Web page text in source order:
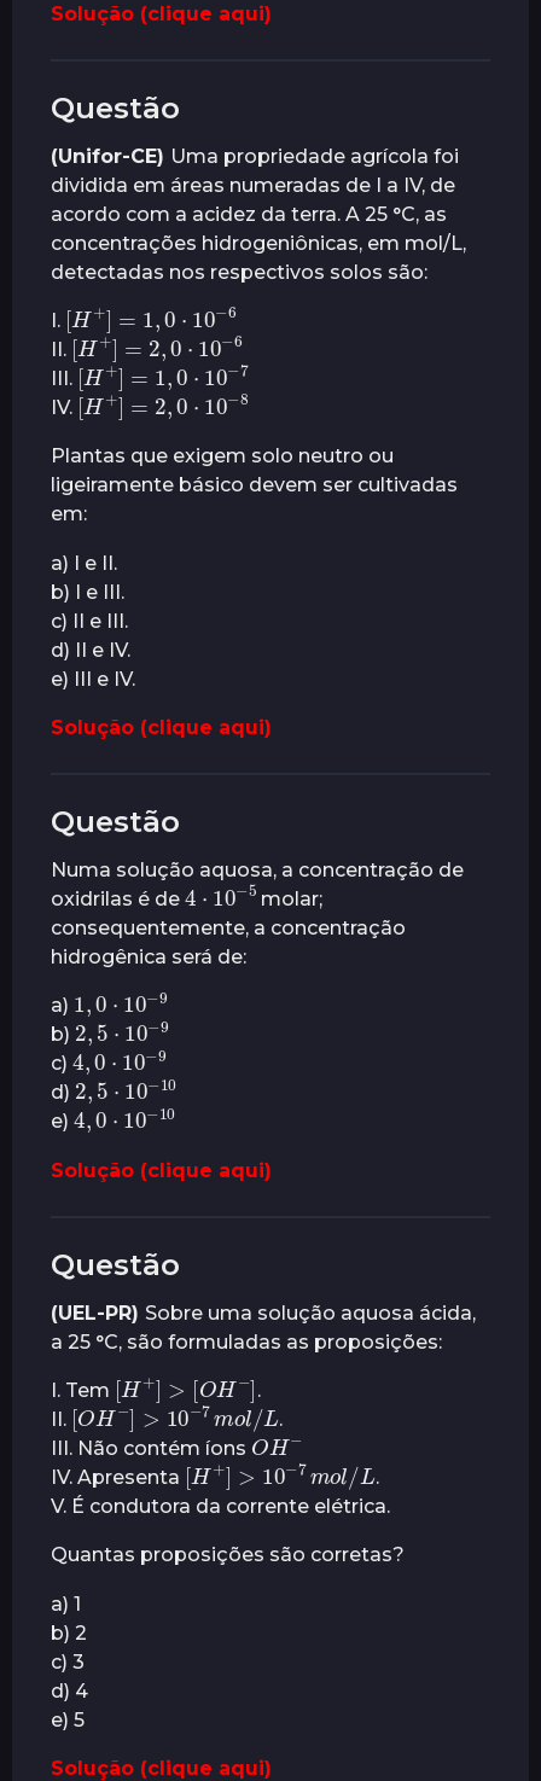
Solução (clique aqui)
Questão
(Unifor-CE) Uma propriedade agrícola foi
dividida em áreas numeradas de I a IV, de
acordo com a acidez da terra. A 25 °C, as
concentrações hidrogeniônicas, em mol/L,
detectadas nos respectivos solos são:
I.
[H+ , 0⋅ 10 −6
II.
[H+ 2, 0⋅ 10−6
III.
[H+ 1,0⋅ 10−7
IV.
[H+ 2,0⋅ 10−8
Plantas que exigem solo neutro ou
ligeiramente básico devem ser cultivadas
em:
a) I e II.
b) I e III.
c) II e III.
d) II e IV.
e) III e IV.
Solução (clique aqui)
Questão
Numa solução aquosa, a concentração de
oxidrilas é de
4⋅10−
5
molar;
consequentemente, a concentração
hidrogênica será de:
a)
1 0 10− 9
b)
2 ,5 10 −
9
c)
4,0 10 −
9
d)
2,5 10
10
e)
4,0 10 −
10
Solução (clique aqui)
Questão
(UEL-PR) Sobre uma solução aquosa ácida,
a 25 °C, são formuladas as proposições:
I. Tem
[H+ OH−]
.
II.
[OH−] 10−7mol/L
.
III. Não contém íons
OH−
IV. Apresenta
[H+]> 10−7m ol /L
.
V. É condutora da corrente elétrica.
Quantas proposições são corretas?
a) 1
b) 2
c) 3
d) 4
e) 5
Solução (clique aqui)